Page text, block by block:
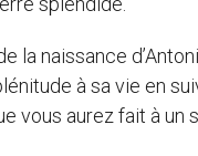
la naissance
à sa vie en
vous aurez fait à un